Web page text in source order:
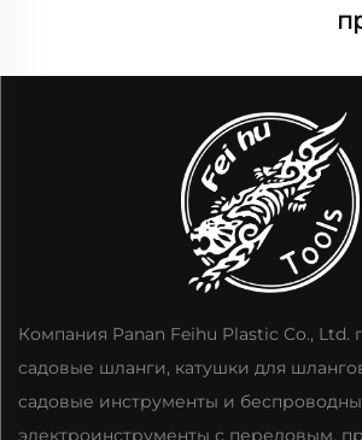
Компания Panan Feihu Plastic Co., Ltd.
садовые шланги, катушки для
садовые инструменты и
электроинструменты с передовым,